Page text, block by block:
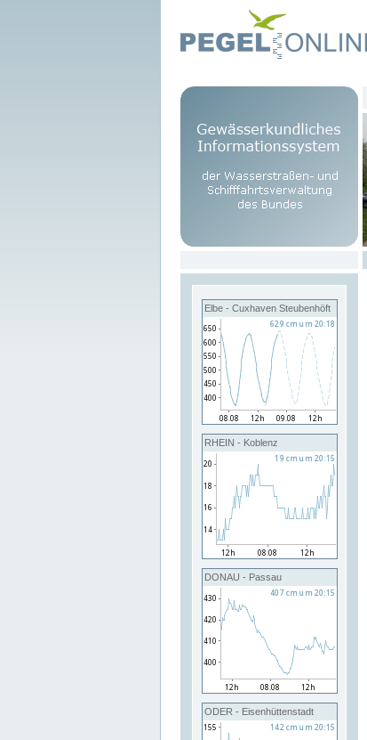
Elbe - Cuxhaven Steubenhöft
RHEIN - Koblenz
DONAU - Passau
ODER - Eisenhüttenstadt